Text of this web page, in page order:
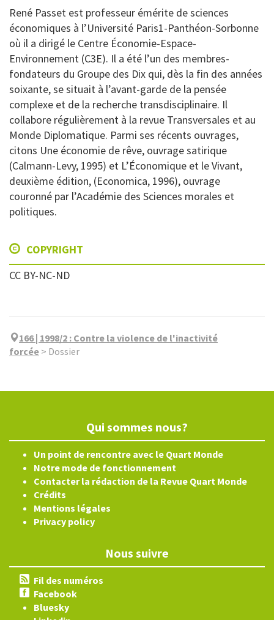
René Passet est professeur émérite de sciences
économiques à l’Université Paris1-Panthéon-Sorbonne
où il a dirigé le Centre Économie-Espace-
Environnement (C3E). Il a été l’un des membres-
fondateurs du Groupe des Dix qui, dès la fin des années
soixante, se situait à l’avant-garde de la pensée
complexe et de la recherche transdisciplinaire. Il
collabore régulièrement à la revue Transversales et au
Monde Diplomatique. Parmi ses récents ouvrages,
citons Une économie de rêve, ouvrage satirique
(Calmann-Levy, 1995) et L’Économique et le Vivant,
deuxième édition, (Economica, 1996), ouvrage
couronné par l’Académie des Sciences morales et
politiques.
COPYRIGHT
CC BY-NC-ND
166 | 1998/2 : Contre la violence de l'inactivité
forcée > Dossier
Qui sommes nous?
Un point de rencontre avec le Quart Monde
Notre mode de fonctionnement
Contacter la rédaction de la Revue Quart Monde
Crédits
Mentions légales
Privacy policy
Nous suivre
Fil des numéros
Facebook
Bluesky